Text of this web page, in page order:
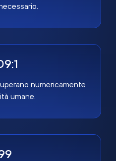
numericamente
umane.